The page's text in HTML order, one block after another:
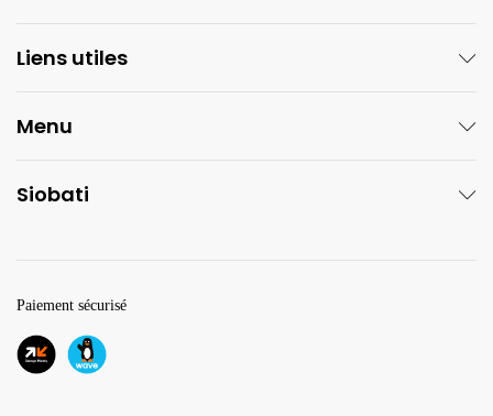
Liens utiles
Menu
Siobati
Paiement sécurisé